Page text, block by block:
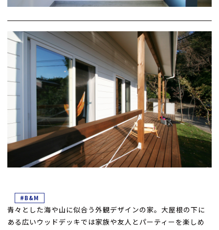
#B&M
青々とした海や山に似合う外観デザインの家。大屋根の下に
ある広いウッドデッキでは家族や友人とパーティーを楽しめ